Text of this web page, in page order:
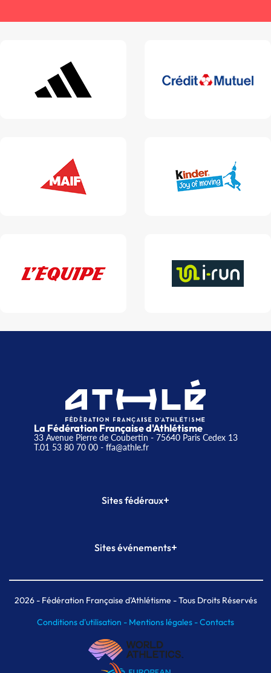
La Fédération Française d'Athlétisme
33 Avenue Pierre de Coubertin - 75640 Paris Cedex 13
T.01 53 80 70 00- ffa@athle.fr
Sites fédéraux+
Plateforme Formation
Sites événements+
Meeting de Paris indoor
MAIF Ekiden de Paris
2026- Fédération Française d'Athlétisme - Tous Droits Réservés
Conditions d'utilisation - Mentions légales -Contacts